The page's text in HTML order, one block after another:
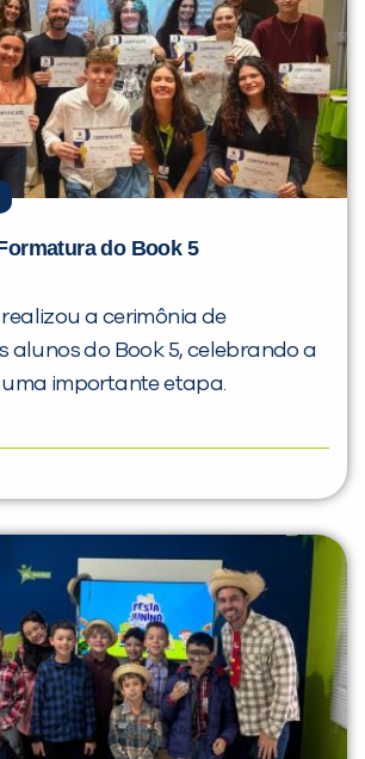
do Book 5
a cerimônia de
alunos do Book 5, celebrando a
importante etapa.